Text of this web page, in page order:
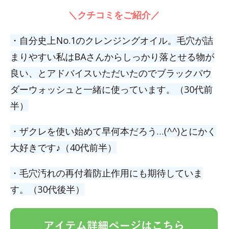
＼クチコミをご紹介／
・自分史上No.1のクレンジングオイル。毛穴が詰
まりやすい私はBAさんからしっかり落とせる物が
良い、とアドバイスいただいたのでブラックパウ
ダーウォッシュと一緒に使っています。（30代前
半）
・ザクレを使い始めて早何本だろう…(^^)とにかく
大好きです♪（40代前半）
・毛穴汚れの再付着防止作用にも期待していま
す。（30代後半）